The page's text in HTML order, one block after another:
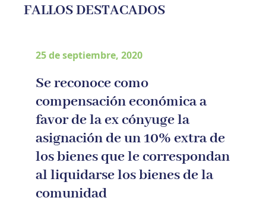
FALLOS DESTACADOS
25 de septiembre, 2020
Se reconoce como
compensación económica a
favor de la ex cónyuge la
asignación de un 10% extra de
los bienes que le correspondan
al liquidarse los bienes de la
comunidad